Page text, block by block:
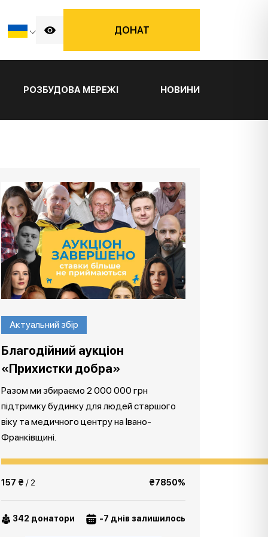
ДОНАТ
РОЗБУДОВА МЕРЕЖІ НОВИНИ
Актуальний збір
Благодійний аукціон
«Прихистки добра»
Разом ми збираємо 2 000 000 грн
підтримку будинку для людей старшого
віку та медичного центру на Івано-
Франківщині.
157 ₴ / 2 ₴7850%
342 донатори -7 днів залишилось